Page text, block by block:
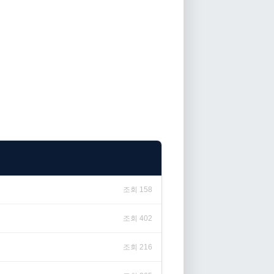
조회 158
조회 402
조회 216